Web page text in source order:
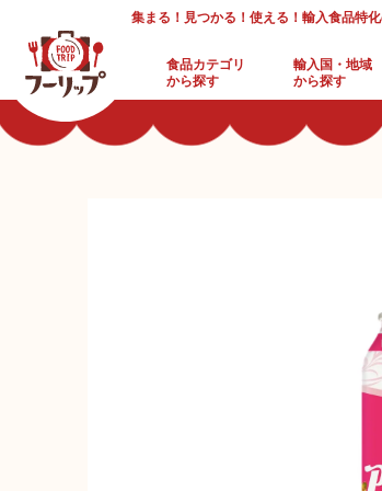
集まる！見つかる！使える！輸入食品特
食品カテゴリ
から探す
輸入国・地域
から探す